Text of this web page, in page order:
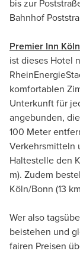
bis zur
Bahnhof
Premier Inn
ist dieses Hotel
komfortablen
Unterkunft für
angebunden,
100 Meter
Verkehrsmitteln
Haltestelle den
m). Zudem
Köln/Bonn (13
Wer also
beistehen und
fairen Preisen